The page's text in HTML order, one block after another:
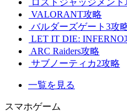
VALORANT攻略
バルダーズゲート3攻
LET IT DIE: INFERNO
ARC Raiders攻略
サブノーティカ2攻略
一覧を見る
スマホゲーム